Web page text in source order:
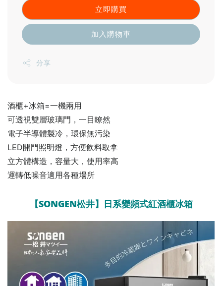
立即購買
加入購物車
分享
酒櫃+冰箱=一機兩用
可透視雙層玻璃門，一目瞭然
電子半導體製冷，環保無污染
LED開門照明燈，方便飲料取拿
立方體構造，容量大，使用率高
運轉低噪音適用各種場所
【SONGEN松井】日系變頻式紅酒櫃冰箱